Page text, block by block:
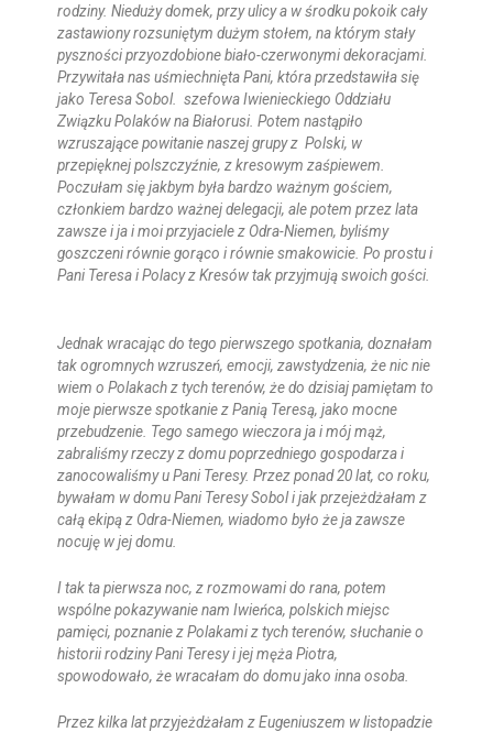
rodziny. Nieduży domek, przy ulicy a w środku pokoik cały
zastawiony rozsuniętym dużym stołem, na którym stały
pyszności przyozdobione biało-czerwonymi dekoracjami.
Przywitała nas uśmiechnięta Pani, która przedstawiła się
jako Teresa Sobol. szefowa Iwienieckiego Oddziału
Związku Polaków na Białorusi. Potem nastąpiło
wzruszające powitanie naszej grupy z Polski, w
przepięknej polszczyźnie, z kresowym zaśpiewem.
Poczułam się jakbym była bardzo ważnym gościem,
członkiem bardzo ważnej delegacji, ale potem przez lata
zawsze i ja i moi przyjaciele z Odra-Niemen, byliśmy
goszczeni równie gorąco i równie smakowicie. Po prostu i
Pani Teresa i Polacy z Kresów tak przyjmują swoich gości.
Jednak wracając do tego pierwszego spotkania, doznałam
tak ogromnych wzruszeń, emocji, zawstydzenia, że nic nie
wiem o Polakach z tych terenów, że do dzisiaj pamiętam to
moje pierwsze spotkanie z Panią Teresą, jako mocne
przebudzenie. Tego samego wieczora ja i mój mąż,
zabraliśmy rzeczy z domu poprzedniego gospodarza i
zanocowaliśmy u Pani Teresy. Przez ponad 20 lat, co roku,
bywałam w domu Pani Teresy Sobol i jak przejeżdżałam z
całą ekipą z Odra-Niemen, wiadomo było że ja zawsze
nocuję w jej domu.
I tak ta pierwsza noc, z rozmowami do rana, potem
wspólne pokazywanie nam Iwieńca, polskich miejsc
pamięci, poznanie z Polakami z tych terenów, słuchanie o
historii rodziny Pani Teresy i jej męża Piotra,
spowodowało, że wracałam do domu jako inna osoba.
Przez kilka lat przyjeżdżałam z Eugeniuszem w listopadzie